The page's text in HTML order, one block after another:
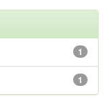
1
1